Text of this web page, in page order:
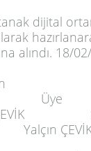
dijital
alındı. 18/
ÇEVİK